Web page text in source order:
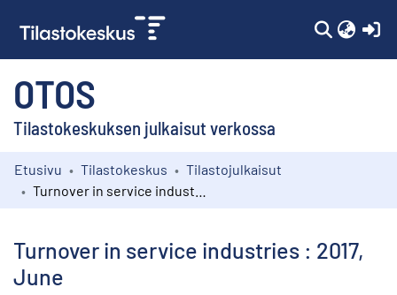
OTOS
Tilastokeskuksen julkaisut verkossa
Kokoelmat
Etusivu Tilastokeskus
Tilastojulkaisut
Turnover in service industries : 2017,
June